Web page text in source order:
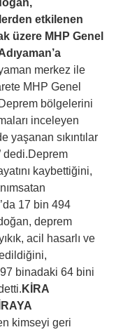
etkilenen
üzere MHP Genel
merkez ile
MHP Genel
bölgelerini
inceleyen
yaşanan sıkıntılar
dedi.Deprem
kaybettiğini,
17 bin 494
deprem
acil hasarlı ve
binadaki 64 bini
KİRA
kimseyi geri